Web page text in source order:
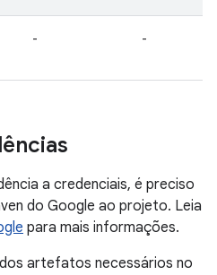
- -
a credenciais, é preciso
do Google ao projeto. Leia
para mais informações.
artefatos necessários no